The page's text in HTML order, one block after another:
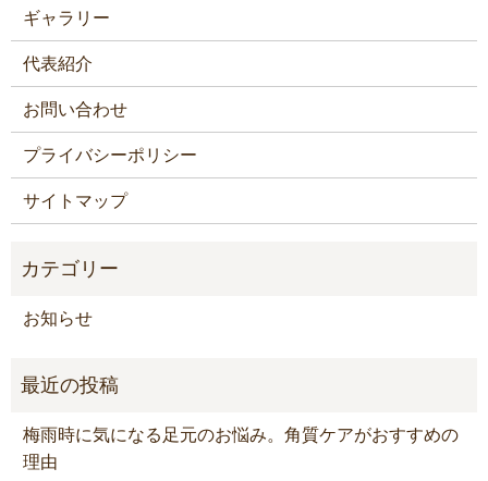
ギャラリー
代表紹介
お問い合わせ
プライバシーポリシー
サイトマップ
お知らせ
梅雨時に気になる足元のお悩み。角質ケアがおすすめの
理由